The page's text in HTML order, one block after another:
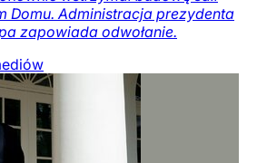
Domu. Administracja prezydenta
zapowiada odwołanie.